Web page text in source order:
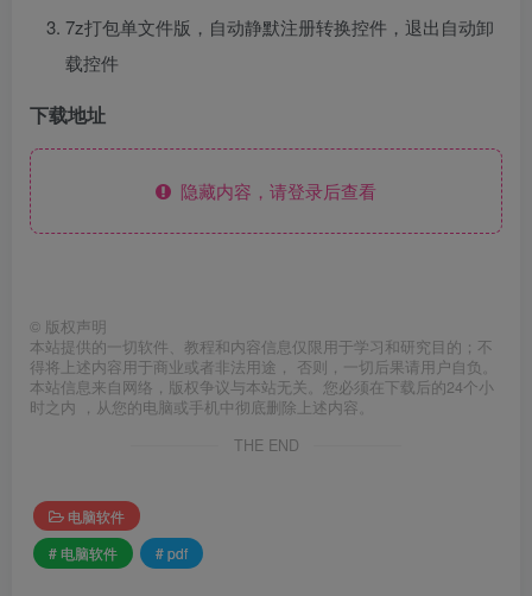
7z打包单文件版，自动静默注册转换控件，退出自动卸
载控件
下载地址
隐藏内容，请登录后查看
© 版权声明
本站提供的一切软件、教程和内容信息仅限用于学习和研究目的；不
得将上述内容用于商业或者非法用途， 否则，一切后果请用户自负。
本站信息来自网络，版权争议与本站无关。您必须在下载后的24个小
时之内 ，从您的电脑或手机中彻底删除上述内容。
THE END
电脑软件
# 电脑软件
# pdf